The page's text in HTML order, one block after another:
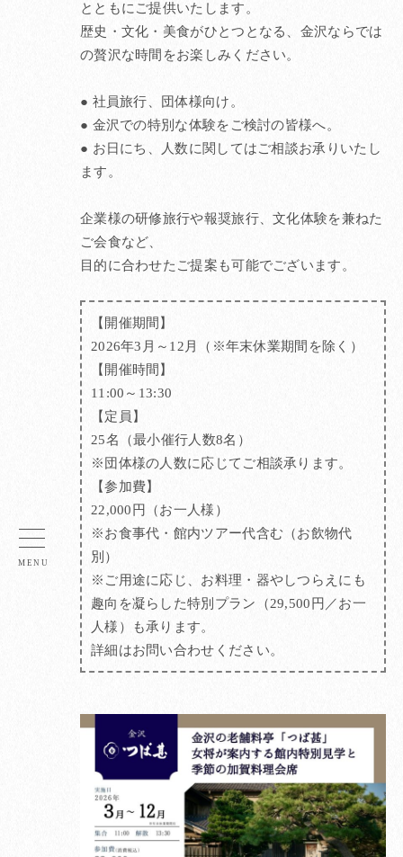
とともにご提供いたします。
歴史・文化・美食がひとつとなる、金沢ならでは
の贅沢な時間をお楽しみください。
● 社員旅行、団体様向け。
● 金沢での特別な体験をご検討の皆様へ。
● お日にち、人数に関してはご相談お承りいたし
ます。
企業様の研修旅行や報奨旅行、文化体験を兼ねた
ご会食など、
目的に合わせたご提案も可能でございます。
【開催期間】
2026年3月～12月（※年末休業期間を除く）
【開催時間】
11:00～13:30
【定員】
25名（最小催行人数8名）
※団体様の人数に応じてご相談承ります。
【参加費】
22,000円（お一人様）
※お食事代・館内ツアー代含む（お飲物代
別）
※ご用途に応じ、お料理・器やしつらえにも
趣向を凝らした特別プラン（29,500円／お一
人様）も承ります。
詳細はお問い合わせください。